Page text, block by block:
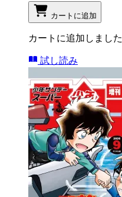
カートに追加
カートに追加しました
試し読み